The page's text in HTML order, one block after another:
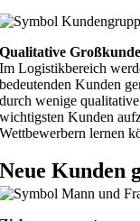
Qualitative
Im Logistikbereich
bedeutenden Kunden
durch wenige
wichtigsten Kunden
Wettbewerbern lernen
Neue Kunden